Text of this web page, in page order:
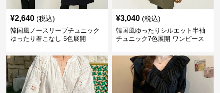
¥2,640 (税込)
韓国風ノースリーブチュニック
ゆったり着こなし 5色展開
¥3,040 (税込)
韓国風ゆったりシルエット半袖
チュニック7色展開 ワンピース